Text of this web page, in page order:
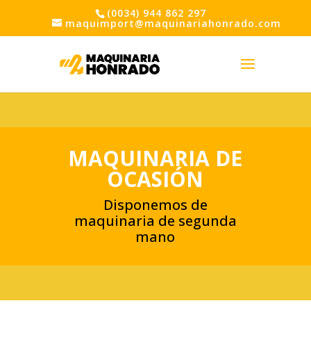
(0034) 944 862 297
maquimport@maquinariahonrado.com
MAQUINARIA DE
OCASIÓN
Disponemos de
maquinaria de segunda
mano